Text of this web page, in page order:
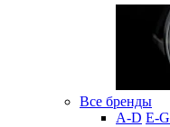
Все бренды
A-D E-G